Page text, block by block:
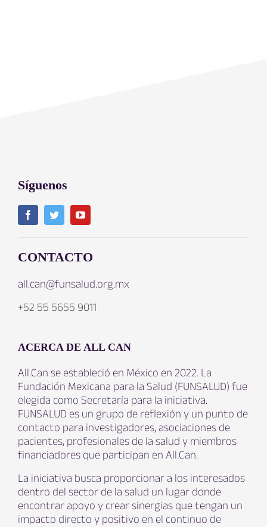
Síguenos
CONTACTO
all.can@funsalud.org.mx
+52 55 5655 9011
ACERCA DE ALL CAN
All.Can se estableció en México en 2022. La
Fundación Mexicana para la Salud (FUNSALUD) fue
elegida como Secretaría para la iniciativa.
FUNSALUD es un grupo de reflexión y un punto de
contacto para investigadores, asociaciones de
pacientes, profesionales de la salud y miembros
financiadores que participan en All.Can.
La iniciativa busca proporcionar a los interesados
dentro del sector de la salud un lugar donde
encontrar apoyo y crear sinergias que tengan un
impacto directo y positivo en el continuo de